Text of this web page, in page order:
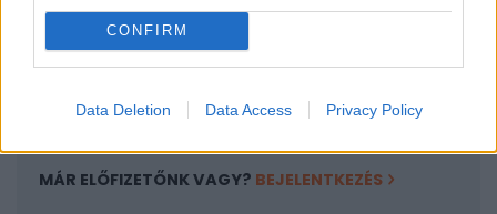
CONFIRM
Data Deletion Data Access Privacy Policy
Kötéslisták: BÉT elmúlt 2 év napon belüli
MÁR ELŐFIZETŐNK VAGY? BEJELENTKEZÉS